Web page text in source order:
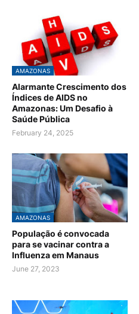
AMAZONAS
Alarmante Crescimento dos
Índices de AIDS no
Amazonas: Um Desafio à
Saúde Pública
February 24, 2025
AMAZONAS
População é convocada
para se vacinar contra a
Influenza em Manaus
June 27, 2023